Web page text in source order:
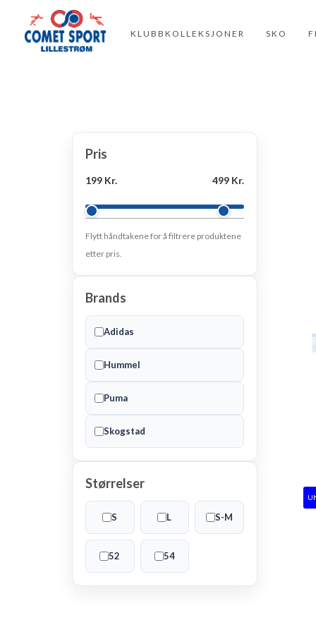
KLUBBKOLLEKSJONER SKO
Pris
199 Kr. 499 Kr.
Flytt håndtakene for å filtrere produktene
etter pris.
Brands
Adidas
Hummel
Puma
Skogstad
Størrelser
S L S-M
52 54